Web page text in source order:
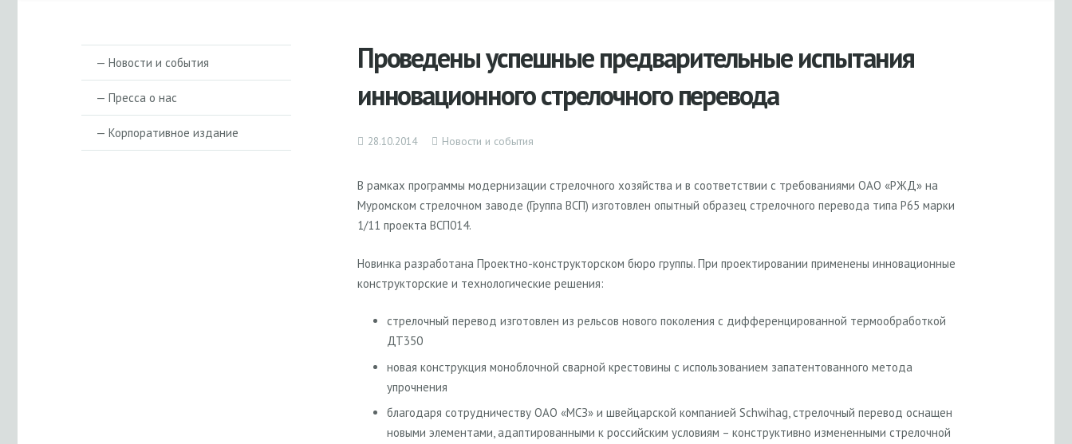
Проведены успешные предварительные испытания
инновационного стрелочного перевода
28.10.2014 Новости и события
В рамках программы модернизации стрелочного хозяйства и в соответствии с требованиями ОАО «РЖД» на
Муромском стрелочном заводе (Группа ВСП) изготовлен опытный образец стрелочного перевода типа Р65 марки
1/11 проекта ВСП014.
Новинка разработана Проектно-конструкторском бюро группы. При проектировании применены инновационные
конструкторские и технологические решения:
стрелочный перевод изготовлен из рельсов нового поколения с дифференцированной термообработкой
ДТ350
новая конструкция моноблочной сварной крестовины с использованием запатентованного метода
упрочнения
благодаря сотрудничеству ОАО «МСЗ» и швейцарской компанией Schwihag, стрелочный перевод оснащен
новыми элементами, адаптированными к российским условиям – конструктивно измененными стрелочной
— Новости и события
— Пресса о нас
— Корпоративное издание